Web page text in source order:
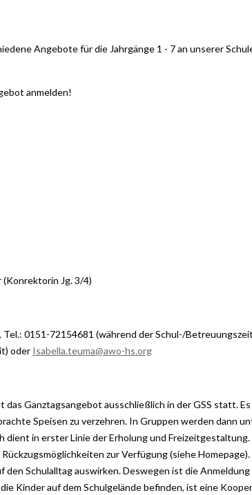
Angebote für die Jahrgänge 1 - 7 an unserer
anmelden!
(Konrektorin Jg. 3/4)
0151-72154681 (während der Schul-/
oder Isabella.teuma@awo-hs.org
Ganztagsangebot ausschließlich in der GSS statt.
Speisen zu verzehren. In Gruppen werden dann
in erster Linie der Erholung und
zur Verfügung (siehe
Schulalltag auswirken. Deswegen ist die
Kinder auf dem Schulgelände befinden, ist eine